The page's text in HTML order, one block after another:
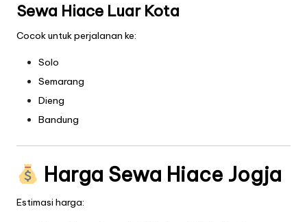
Sewa Hiace Luar Kota
Cocok untuk perjalanan ke:
Solo
Semarang
Dieng
Bandung
Harga Sewa Hiace Jogja
Estimasi harga: